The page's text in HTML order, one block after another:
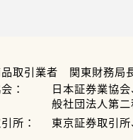
品取引業者 関東財務局
：
日本証券業協
般社団法人第
所：
東京証券取引